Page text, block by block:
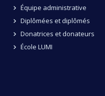
Équipe administrative
Diplômées et diplômés
Donatrices et donateurs
École LUMI